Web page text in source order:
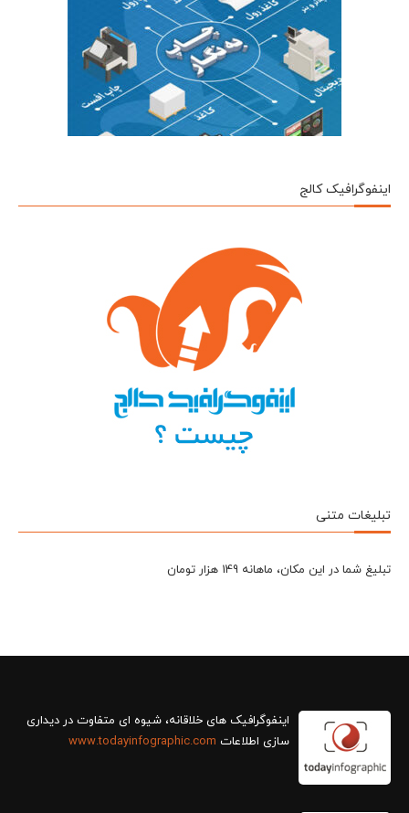
اینفوگرافیک کالج
تبلیغات متنی
تبلیغ شما در این مکان، ماهانه 149 هزار تومان
سازی اطلاعات www.todayinfographic.com